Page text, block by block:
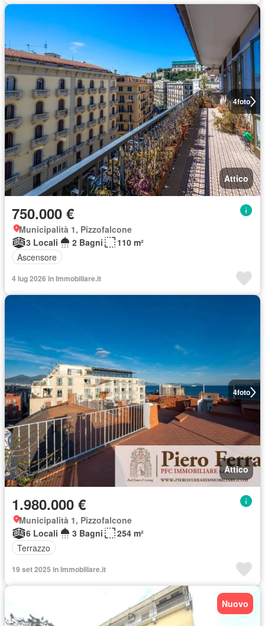
4foto
Attico
750.000 €
Municipalità 1, Pizzofalcone
3 Locali
2 Bagni
110 m²
Ascensore
4 lug 2026 in Immobiliare.it
4foto
Attico
1.980.000 €
Municipalità 1, Pizzofalcone
6 Locali
3 Bagni
254 m²
Terrazzo
19 set 2025 in Immobiliare.it
Nuovo